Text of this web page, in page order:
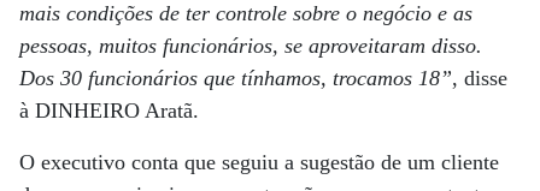
mais condições de ter controle sobre o negócio e as
pessoas, muitos funcionários, se aproveitaram disso.
Dos 30 funcionários que tínhamos, trocamos 18”, disse
à DINHEIRO Aratã.
O executivo conta que seguiu a sugestão de um cliente